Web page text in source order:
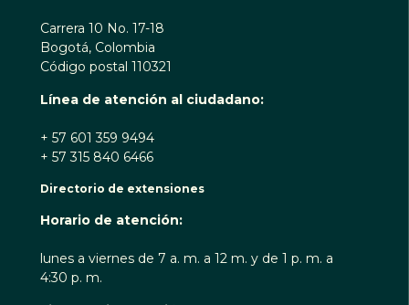
Carrera 10 No. 17-18
Bogotá, Colombia
Código postal 110321
Línea de atención al ciudadano:
+ 57 601 359 9494
+ 57 315 840 6466
Directorio de extensiones
Horario de atención:
lunes a viernes de 7 a. m. a 12 m. y de 1 p. m. a
4:30 p. m.